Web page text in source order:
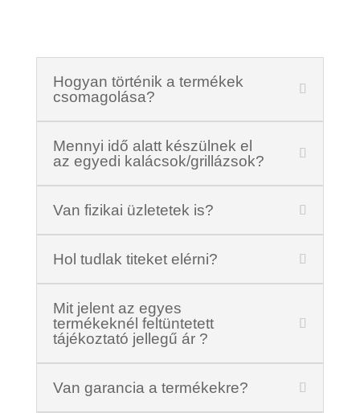
Hogyan történik a termékek
csomagolása?
Mennyi idő alatt készülnek el
az egyedi kalácsok/grillázsok?
Van fizikai üzletetek is?
Hol tudlak titeket elérni?
Mit jelent az egyes
termékeknél feltüntetett
tájékoztató jellegű ár ?
Van garancia a termékekre?